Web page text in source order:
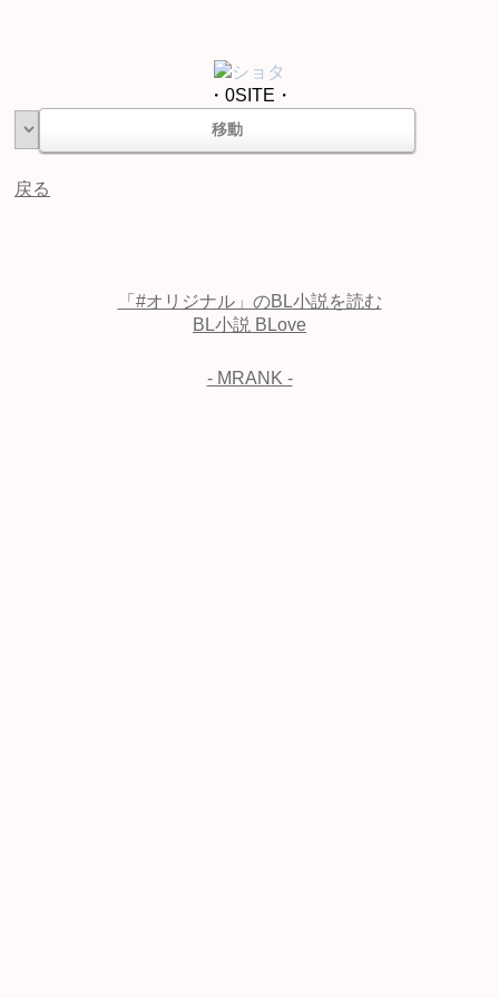
ショタ
・0SITE・
戻る
「#オリジナル」のBL小説を読む
BL小説 BLove
- MRANK -